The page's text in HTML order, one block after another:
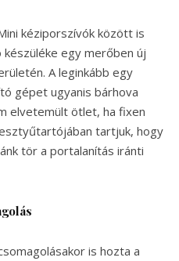
kéziporszívók között is
egy merőben új
A leginkább egy
gépet ugyanis bárhova
elvetemült ötlet, ha fixen
tartjuk, hogy
tör a portalanítás iránti
is hozta a